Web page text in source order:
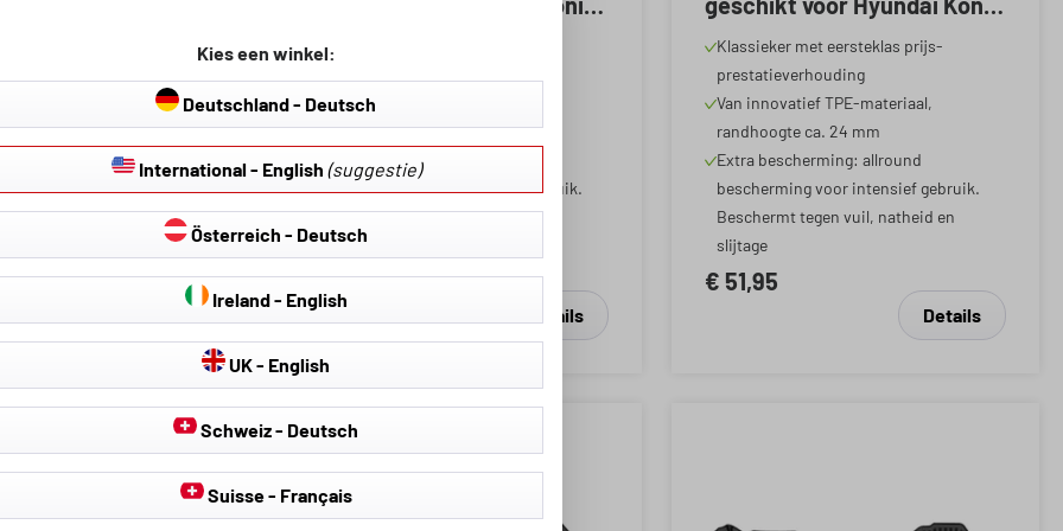
01/2021-
eersteklas prijs-
TPE-materiaal,
ca. 24 mm
allround
voor intensief gebruik.
tegen vuil, natheid en
Klassieker met eersteklas prijs-
Van innovatief TPE-materiaal,
randhoogte ca. 24 mm
Extra bescherming: allround
bescherming voor intensief gebruik.
Beschermt tegen vuil, natheid en
slijtage
€ 58,95
Details
(SX2) 04/2023-Vandaag
Klassieker met eersteklas prijs-
prestatieverhouding
Van innovatief TPE-materiaal,
randhoogte ca. 24 mm
Extra bescherming: allround
bescherming voor intensief gebruik.
Beschermt tegen vuil, natheid en
slijtage
€ 51,95
Details
Kies een winkel:
Deutschland - Deutsch
International - English (suggestie)
Österreich - Deutsch
Ireland - English
UK - English
Schweiz - Deutsch
Suisse - Français